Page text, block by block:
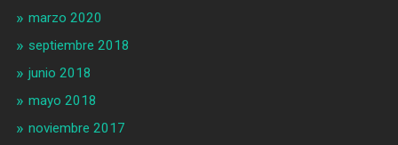
marzo 2020
septiembre 2018
junio 2018
mayo 2018
noviembre 2017